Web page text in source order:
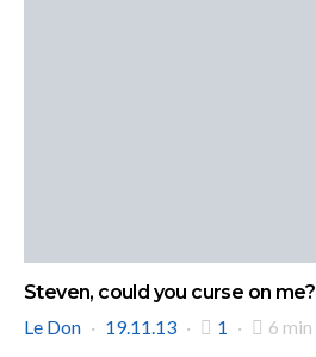
Steven, could you curse on me?
Le Don
19.11.13 1 6 min